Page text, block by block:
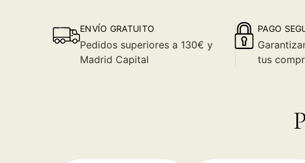
ENVÍO GRATUITO
Pedidos superiores a 130€ y
Madrid Capital
PAGO
tus